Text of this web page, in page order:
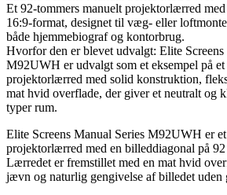
Et 92-tommers manuelt projektorlærred
16:9-format, designet til væg- eller
både hjemmebiograf og kontorbrug.
Hvorfor den er blevet udvalgt: Elite Screens
M92UWH er udvalgt som et eksempel på
projektorlærred med solid konstruktion,
mat hvid overflade, der giver et neutralt og
typer rum.
Elite Screens Manual Series M92UWH er
projektorlærred med en billeddiagonal på
Lærredet er fremstillet med en mat hvid
jævn og naturlig gengivelse af billedet uden